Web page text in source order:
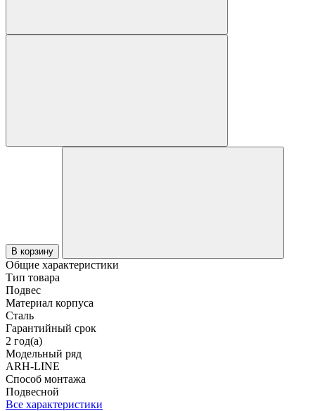
В корзину
Общие характеристики
Тип товара
Подвес
Материал корпуса
Сталь
Гарантийный срок
2 год(а)
Модельный ряд
ARH-LINE
Способ монтажа
Подвесной
Все характеристики